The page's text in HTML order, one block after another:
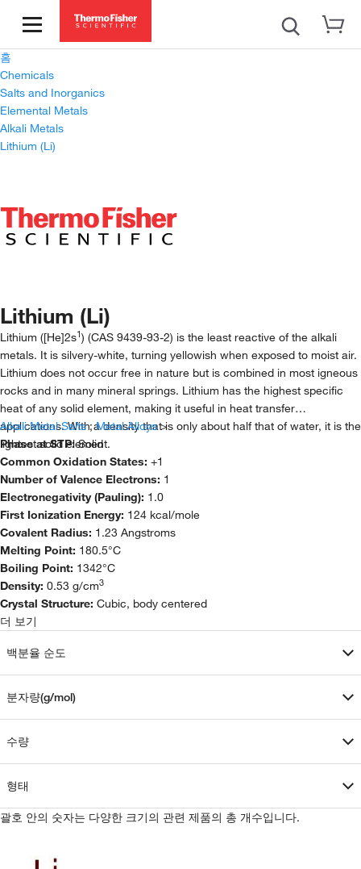
홈
Chemicals
Salts and Inorganics
Elemental Metals
Alkali Metals
Lithium (Li)
Lithium (Li)
Lithium ([He]2s1) (CAS 9439-93-2) is the least reactive of the alkali
metals. It is silvery-white, turning yellowish when exposed to moist air.
Lithium does not occur free in nature but is combined in most igneous
rocks and in many mineral springs. Lithium has the highest specific
heat of any solid element, making it useful in heat transfer
applications. With a density that is only about half that of water, it is the
lightest solid element.
Alkali Metal Salts;Metal Alloys>
Phase at STP:Solid
Common Oxidation States: +1
Number of Valence Electrons: 1
Electronegativity (Pauling): 1.0
First Ionization Energy: 124 kcal/mole
Covalent Radius: 1.23 Angstroms
Melting Point: 180.5°C
Boiling Point: 1342°C
Density: 0.53 g/cm3
Crystal Structure: Cubic, body centered
더 보기
백분율 순도
분자량(g/mol)
수량
형태
괄호 안의 숫자는 다양한 크기의 관련 제품의 총 개수입니다.